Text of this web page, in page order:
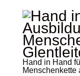
Hand in Hand
Menschenkette